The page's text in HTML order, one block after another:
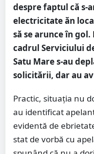
despre faptul că s-
electricitate ăn
să se arunce în
cadrul Serviciului
Satu Mare s-au
solicitării, dar au
Practic, situația nu
au identificat
evidentă de
stat de vorbă cu